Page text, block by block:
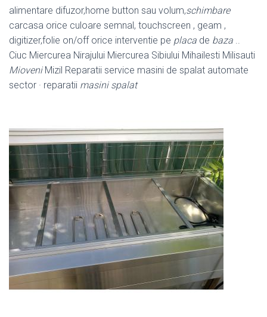
alimentare difuzor,home button sau volum,schimbare
carcasa orice culoare semnal, touchscreen , geam ,
digitizer,folie on/off orice interventie pe placa de baza
Ciuc Miercurea Nirajului Miercurea Sibiului Mihailesti Milisauti
MioveniMizil Reparatii service masini de spalat automate
sector · reparatii masini spalat